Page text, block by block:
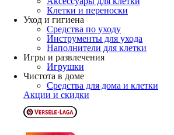
Клетки и переноски
Уход и гигиена
Средства по уходу
Инструменты для ухода
Наполнители для клетки
Игры и развлечения
Игрушки
Чистота в доме
Средства для дома и клетки
Акции и скидки